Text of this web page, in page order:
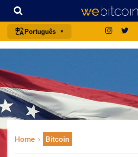
Português
español
français
italiano
日本語
Home Bitcoin